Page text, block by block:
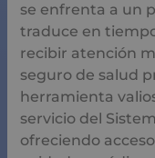
se enfrenta a un
traduce en
recibir atención
seguro de salud
herramienta
servicio del
ofreciendo